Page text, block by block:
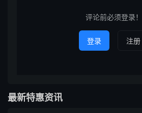
评论前必须登录！
登录 注册
最新特惠资讯